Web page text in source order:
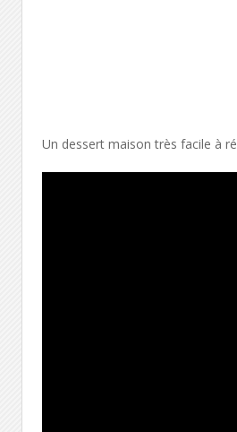
Un dessert maison très facile à